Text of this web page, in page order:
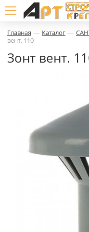
Главная — Каталог —
вент. 110
Зонт вент.